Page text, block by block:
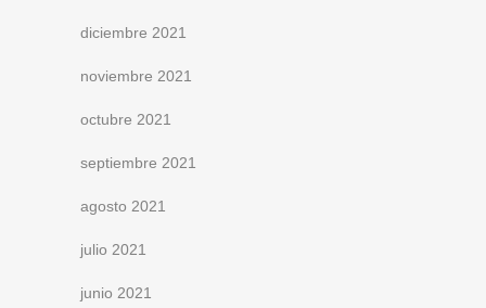
diciembre 2021
noviembre 2021
octubre 2021
septiembre 2021
agosto 2021
julio 2021
junio 2021